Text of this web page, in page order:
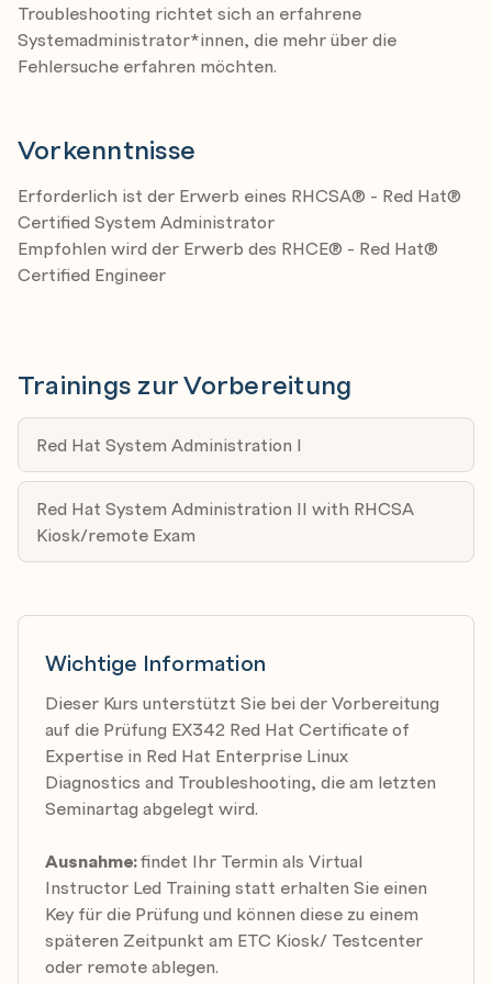
Verwenden Sie das kostenfreieRed Hat
Preassessment Toolfür Ihren Ausbildungserfolg!
system’s ability to operate.
Troubleshoot storage issues
Identify and fix problems in, and using, the
package management subsystem.
Troubleshoot network issues
Identify and resolve network connectivity issues.
Deal with security issues
subsystems.
Troubleshoot kernel issues
Identify kernel issues and assist Red Hat Support
in resolving kernel issues.
Troubleshooting comprehensive review
Practice and demonstrate knowledge and skills
learned in Red Hat Enterprise Linux Diagnostics
and Troubleshooting.
Troubleshooting richtet sich an erfahrene
Systemadministrator*innen, die mehr über die
Fehlersuche erfahren möchten.
Vorkenntnisse
Erforderlich ist der Erwerb eines RHCSA® - Red Hat®
Certified System Administrator
Empfohlen wird der Erwerb des RHCE® - Red Hat®
Certified Engineer
Trainings zur Vorbereitung
Red Hat System Administration I
Red Hat System Administration II with RHCSA
Kiosk/remote Exam
Wichtige Information
Dieser Kurs unterstützt Sie bei der Vorbereitung
auf die Prüfung EX342 Red Hat Certificate of
Expertise in Red Hat Enterprise Linux
Diagnostics and Troubleshooting, die am letzten
Seminartag abgelegt wird.
Ausnahme:findet Ihr Termin als Virtual
Instructor Led Training statt erhalten Sie einen
Key für die Prüfung und können diese zu einem
späteren Zeitpunkt am ETC Kiosk/ Testcenter
oder remote ablegen.